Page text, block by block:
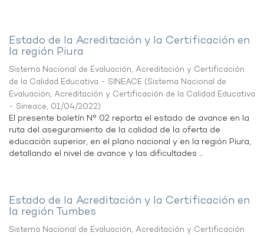
Estado de la Acreditación y la Certificación en
la región Piura
Sistema Nacional de Evaluación, Acreditación y Certificación
de la Calidad Educativa - SINEACE (Sistema Nacional de
Evaluación, Acreditación y Certificación de la Calidad Educativa
- Sineace, 01/04/2022)
El presente boletín N° 02 reporta el estado de avance en la
ruta del aseguramiento de la calidad de la oferta de
educación superior, en el plano nacional y en la región Piura,
detallando el nivel de avance y las dificultades ...
Estado de la Acreditación y la Certificación en
la región Tumbes
Sistema Nacional de Evaluación, Acreditación y Certificación